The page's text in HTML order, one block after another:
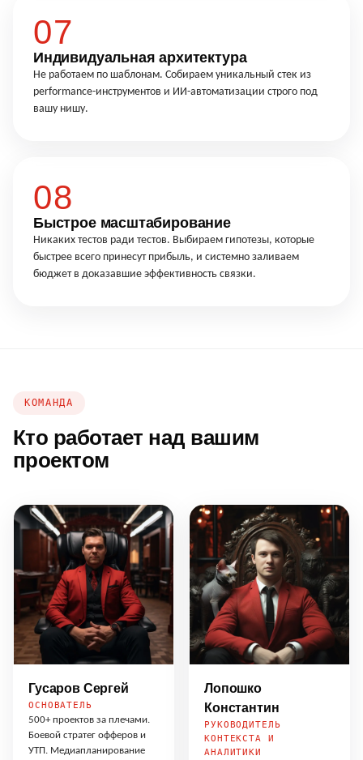
07
Индивидуальная архитектура
Не работаем по шаблонам. Собираем уникальный стек из
performance-инструментов и ИИ-автоматизации строго под
вашу нишу.
08
Быстрое масштабирование
Никаких тестов ради тестов. Выбираем гипотезы, которые
быстрее всего принесут прибыль, и системно заливаем
бюджет в доказавшие эффективность связки.
КОМАНДА
Кто работает над вашим
проектом
Гусаров Сергей
ОСНОВАТЕЛЬ
500+ проектов за плечами.
Боевой стратег офферов и
УТП. Медиапланирование
Лопошко
Константин
РУКОВОДИТЕЛЬ
КОНТЕКСТА И
АНАЛИТИКИ